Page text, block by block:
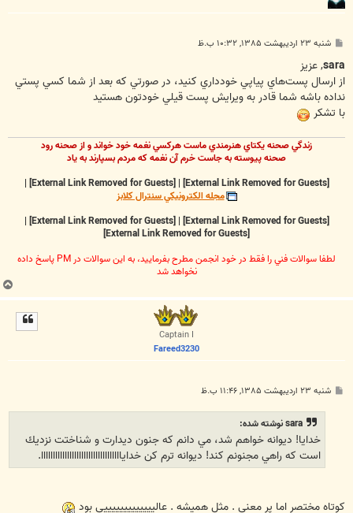
پ
ت
شنبه ۲۳ اردیبهشت ۱۳۸۵, ۱۰:۳۲ ب.ظ
sara, عزيز
از ارسال پست‌هاي پياپي خودداري کنيد، در صورتي که بعد از شما کسي پستي
نداده باشه شما قادر به ويرايش پست قيلي خودتون هستيد
با تشکر
زندگي صحنه يکتاي هنرمندي ماست هرکسي نغمه خود خواند و از صحنه رود
صحنه پيوسته به جاست خرم آن نغمه که مردم بسپارند به ياد
|
|
مجله الکترونيکي سنترال کلابز
|
|
لطفا سوالات فني را فقط در خود انجمن مطرح بفرماييد، به اين سوالات در PM پاسخ داده
نخواهد شد
ب
ا
Captain I
Fareed3230
پ شنبه ۲۳ اردیبهشت ۱۳۸۵, ۱۱:۴۶ ب.ظ
sara نوشته شده:
خدايا! ديوانه خواهم شد، مي دانم كه جنون ديدارت و شناختت نزديك
است كه راهي مجنونم كند! ديوانه ترم كن خداياااااااااااااااااااااااااااااااااا.
كوتاه مختصر اما پر معني . مثل هميشه . عاليييييييييييييي بود